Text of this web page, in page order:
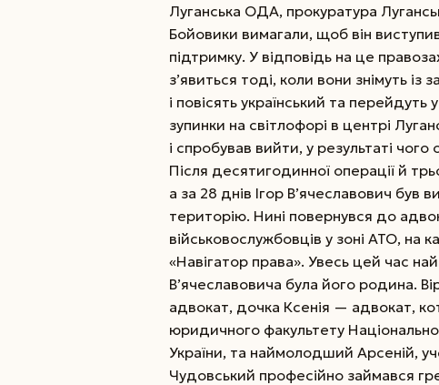
Луганська ОДА, прокуратура
Бойовики вимагали, щоб він
підтримку. У відповідь на це
з’явиться тоді, коли вони знімуть із
і повісять український та
зупинки на світлофорі в центрі
і спробував вийти, у результаті чого
Після десятигодинної операції й
а за 28 днів Ігор В’ячеславович був
територію. Нині повернувся до
військовослужбовців у зоні АТО, на
«Навігатор права». Увесь цей час
В’ячеславовича була його родина.
­адвокат, дочка Ксенія — адвокат,
юридичного факультету
України, та наймолодший Арсеній,
Чудовський професійно займався